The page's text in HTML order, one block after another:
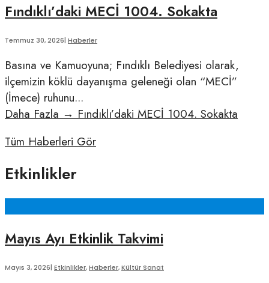
Fındıklı’daki MECİ 1004. Sokakta
Temmuz 30, 2026| Haberler
Basına ve Kamuoyuna; Fındıklı Belediyesi olarak,
ilçemizin köklü dayanışma geleneği olan “MECİ”
(İmece) ruhunu...
Daha Fazla → Fındıklı’daki MECİ 1004. Sokakta
Tüm Haberleri Gör
Etkinlikler
Mayıs Ayı Etkinlik Takvimi
Mayıs 3, 2026| Etkinlikler,Haberler,Kültür Sanat